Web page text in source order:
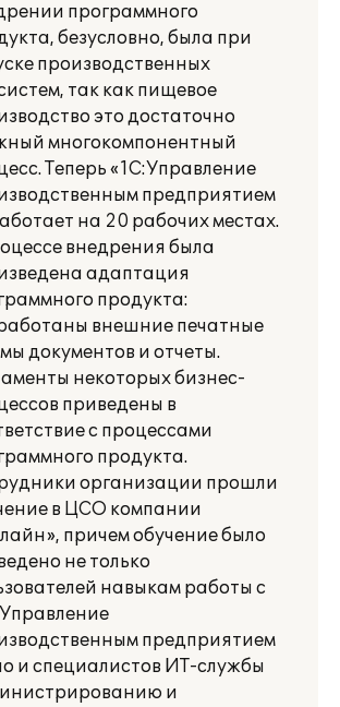
программного
безусловно, была при
производственных
так как пищевое
это достаточно
многокомпонентный
Теперь «1С:Управление
предприятием
на 20 рабочих местах.
внедрения была
адаптация
продукта:
внешние печатные
документов и отчеты.
некоторых бизнес-
приведены в
с процессами
продукта.
организации прошли
в ЦСО компании
причем обучение было
не только
навыкам работы с
предприятием
и специалистов ИТ-службы
и